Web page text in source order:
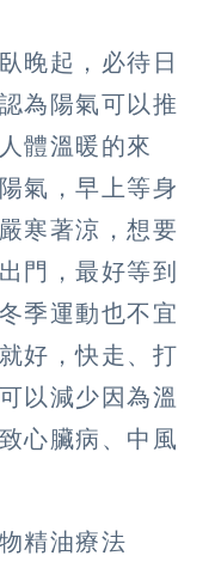
晚起，必待日
為陽氣可以推
體溫暖的來
氣，早上等身
寒著涼，想要
門，最好等到
季運動也不宜
好，快走、打
以減少因為溫
心臟病、中風
精油療法